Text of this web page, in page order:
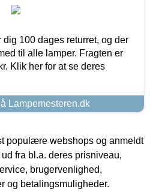
dig 100 dages returret, og der
til alle lamper. Fragten er
Klik her for at se deres
Lampemesteren.dk
populære webshops og anmeldt
fra bl.a. deres prisniveau,
brugervenlighed,
og betalingsmuligheder.